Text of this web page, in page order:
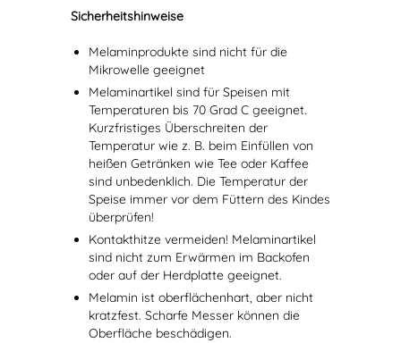
Sicherheitshinweise
Melaminprodukte sind nicht für die
Mikrowelle geeignet
Melaminartikel sind für Speisen mit
Temperaturen bis 70 Grad C geeignet.
Kurzfristiges Überschreiten der
Temperatur wie z. B. beim Einfüllen von
heißen Getränken wie Tee oder Kaffee
sind unbedenklich. Die Temperatur der
Speise immer vor dem Füttern des Kindes
überprüfen!
Kontakthitze vermeiden! Melaminartikel
sind nicht zum Erwärmen im Backofen
oder auf der Herdplatte geeignet.
Melamin ist oberflächenhart, aber nicht
kratzfest. Scharfe Messer können die
Oberfläche beschädigen.